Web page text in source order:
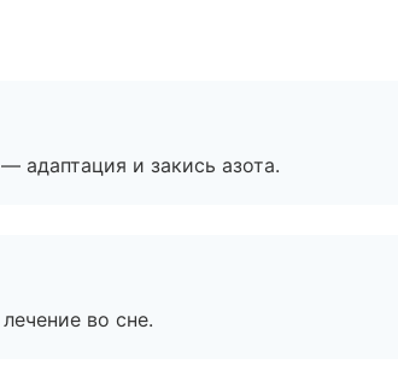
адаптация и закись азота.
во сне.